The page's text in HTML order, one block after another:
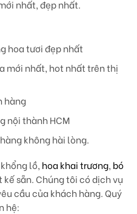
nhất, đẹp nhất.
hoa tươi đẹp nhất
mới nhất, hot nhất trên thị
hàng
nội thành HCM
không hài lòng.
lồ, hoa khai trương, bó
sẵn. Chúng tôi có dịch vụ
cầu của khách hàng. Quý
hệ: